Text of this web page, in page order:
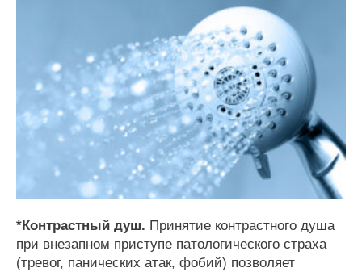
*Контрастный душ. Принятие контрастного душа
при внезапном приступе патологического страха
(тревог, панических атак, фобий) позволяет